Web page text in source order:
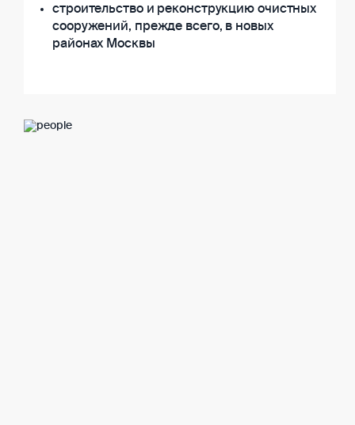
строительство и реконструкцию очистных
сооружений, прежде всего, в новых
районах Москвы